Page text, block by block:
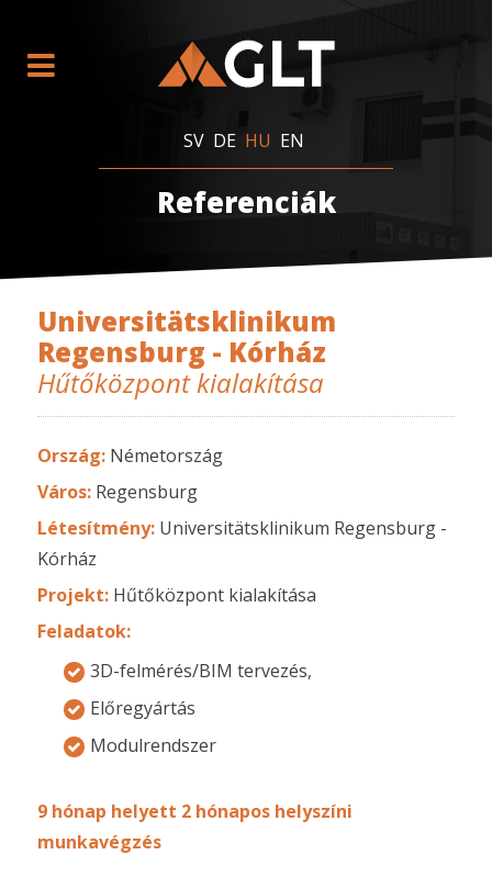
SV DE HU EN
Referenciák
Universitätsklinikum
Regensburg - Kórház
Hűtőközpont kialakítása
Ország: Németország
Város: Regensburg
Létesítmény: Universitätsklinikum Regensburg -
Kórház
Projekt: Hűtőközpont kialakítása
Feladatok:
3D-felmérés/BIM tervezés,
Előregyártás
Modulrendszer
9 hónap helyett 2 hónapos helyszíni
munkavégzés